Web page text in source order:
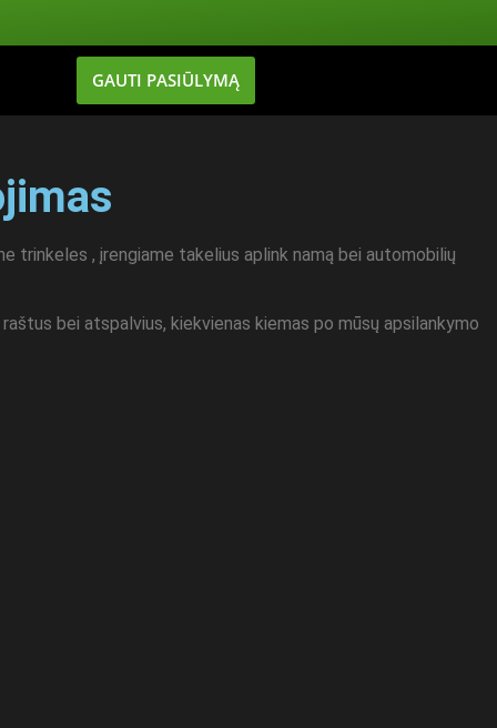
GAUTI PASIŪLYMĄ
trinkeles , įrengiame takelius aplink namą bei automobilių
bei atspalvius, kiekvienas kiemas po mūsų apsilankymo